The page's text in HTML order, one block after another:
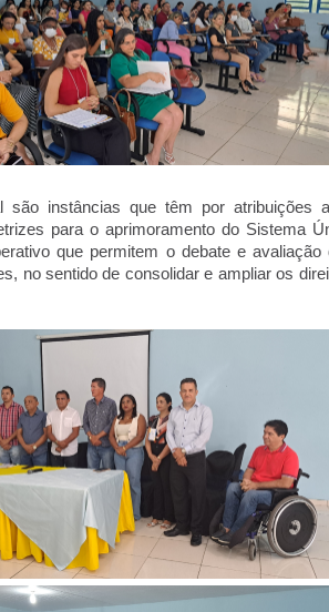
são instâncias que têm por atribuições
para o aprimoramento do Sistema
que permitem o debate e
no sentido de consolidar e ampliar os